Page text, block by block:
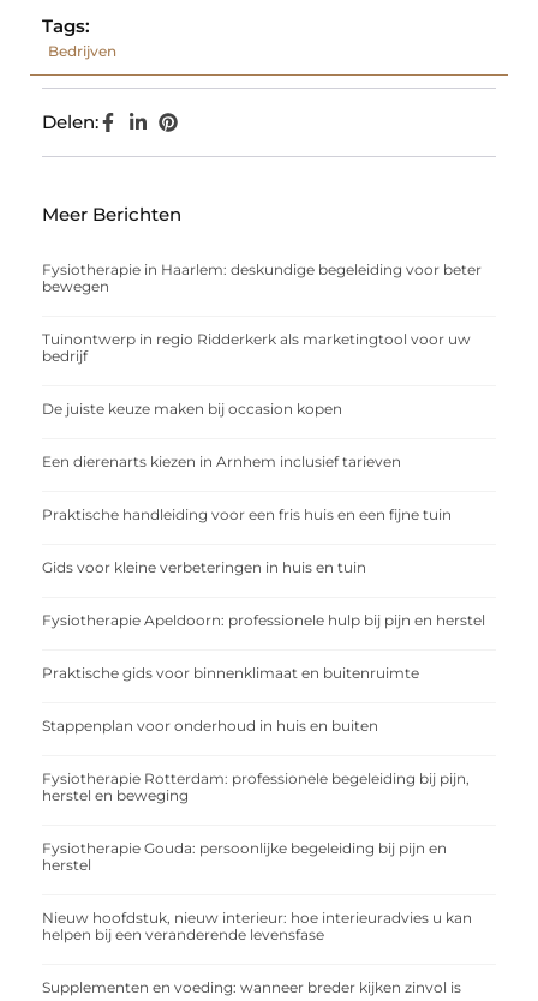
Tags:
Bedrijven
Delen:
Meer Berichten
Fysiotherapie in Haarlem: deskundige begeleiding voor beter
bewegen
Tuinontwerp in regio Ridderkerk als marketingtool voor uw
bedrijf
De juiste keuze maken bij occasion kopen
Een dierenarts kiezen in Arnhem inclusief tarieven
Praktische handleiding voor een fris huis en een fijne tuin
Gids voor kleine verbeteringen in huis en tuin
Fysiotherapie Apeldoorn: professionele hulp bij pijn en herstel
Praktische gids voor binnenklimaat en buitenruimte
Stappenplan voor onderhoud in huis en buiten
Fysiotherapie Rotterdam: professionele begeleiding bij pijn,
herstel en beweging
Fysiotherapie Gouda: persoonlijke begeleiding bij pijn en
herstel
Nieuw hoofdstuk, nieuw interieur: hoe interieuradvies u kan
helpen bij een veranderende levensfase
Supplementen en voeding: wanneer breder kijken zinvol is